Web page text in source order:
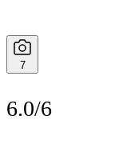
7
6.0/6